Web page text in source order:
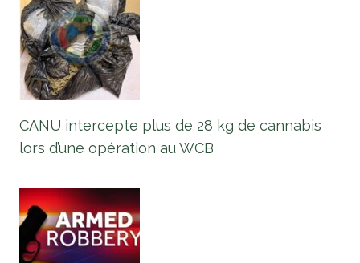
CANU intercepte plus de 28 kg de cannabis
lors d’une opération au WCB